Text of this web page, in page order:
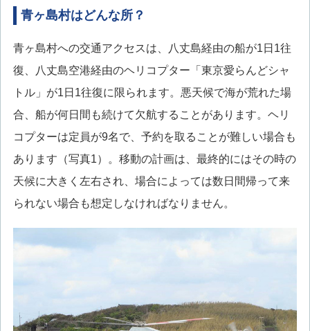
青ヶ島村はどんな所？
青ヶ島村への交通アクセスは、八丈島経由の船が1日1往
復、八丈島空港経由のヘリコプター「東京愛らんどシャ
トル」が1日1往復に限られます。悪天候で海が荒れた場
合、船が何日間も続けて欠航することがあります。ヘリ
コプターは定員が9名で、予約を取ることが難しい場合も
あります（写真1）。移動の計画は、最終的にはその時の
天候に大きく左右され、場合によっては数日間帰って来
られない場合も想定しなければなりません。